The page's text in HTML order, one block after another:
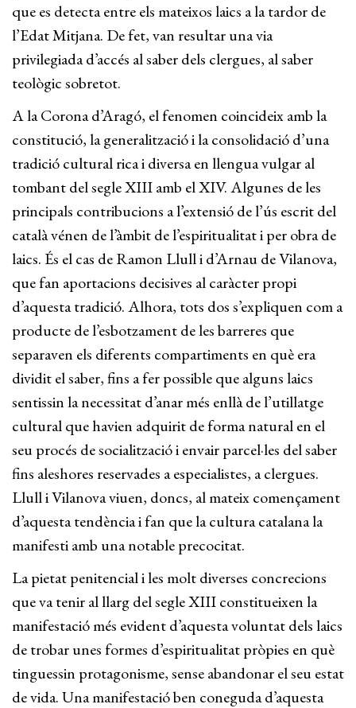
que es detecta entre els mateixos laics a la tardor de
l’Edat Mitjana. De fet, van resultar una via
privilegiada d’accés al saber dels clergues, al saber
teològic sobretot.
A la Corona d’Aragó, el fenomen coincideix amb la
constitució, la generalització i la consolidació d’una
tradició cultural rica i diversa en llengua vulgar al
tombant del segle XIII amb el XIV. Algunes de les
principals contribucions a l’extensió de l’ús escrit del
català vénen de l’àmbit de l’espiritualitat i per obra de
laics. És el cas de Ramon Llull i d’Arnau de Vilanova,
que fan aportacions decisives al caràcter propi
d’aquesta tradició. Alhora, tots dos s’expliquen com a
producte de l’esbotzament de les barreres que
separaven els diferents compartiments en què era
dividit el saber, fins a fer possible que alguns laics
sentissin la necessitat d’anar més enllà de l’utillatge
cultural que havien adquirit de forma natural en el
seu procés de socialització i envair parcel·les del saber
fins aleshores reservades a especialistes, a clergues.
Llull i Vilanova viuen, doncs, al mateix començament
d’aquesta tendència i fan que la cultura catalana la
manifesti amb una notable precocitat.
La pietat penitencial i les molt diverses concrecions
que va tenir al llarg del segle XIII constitueixen la
manifestació més evident d’aquesta voluntat dels laics
de trobar unes formes d’espiritualitat pròpies en què
tinguessin protagonisme, sense abandonar el seu estat
de vida. Una manifestació ben coneguda d’aquesta